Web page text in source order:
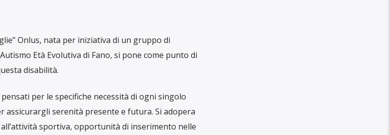
Onlus, nata per iniziativa di un gruppo di
Età Evolutiva di Fano, si pone come punto di
disabilità.
per le specifiche necessità di ogni singolo
assicurargli serenità presente e futura. Si adopera
sportiva, opportunità di inserimento nelle